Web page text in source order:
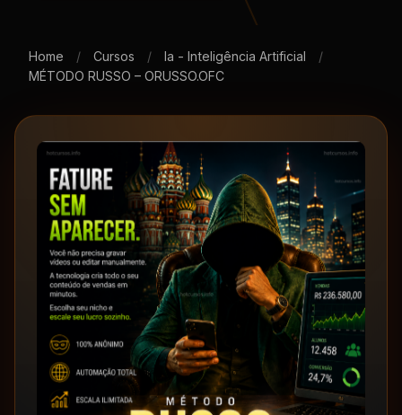
Home / Cursos / Ia - Inteligência Artificial
/
MÉTODO RUSSO – ORUSSO.OFC